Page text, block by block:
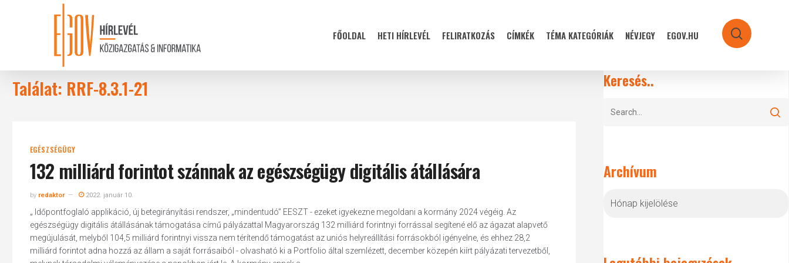
FŐOLDAL HETI HÍRLEVÉL FELIRATKOZÁS CÍMKÉK TÉMA KATEGÓRIÁK NÉVJEGY EGOV.HU search
Találat: RRF-8.3.1-21
EGÉSZSÉGÜGY
132 milliárd forintot szánnak az egészségügy digitális átállására
by redaktor 2022. január 10.
„ Időpontfoglaló applikáció, új betegirányítási rendszer, „mindentudó” EESZT - ezeket igyekezne megoldani a kormány 2024 végéig. Az
egészségügy digitális átállásának támogatása című pályázattal Magyarország 132 milliárd forintnyi forrással segítené elő az ágazat alapvető
megújulását, melyből 104,5 milliárd forintnyi vissza nem térítendő támogatást az uniós helyreállítási forrásokból igényelne, és ehhez 28,2
milliárd forintot adna hozzá az állam a saját forrásaiból - olvasható ki a Portfolio által szemlézett, december közepén kiírt pályázati tervezetből,
Keresés..
Archívum